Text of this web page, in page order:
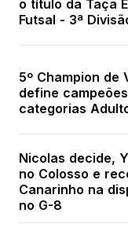
o título da Taça
Futsal - 3ª
5º Champion de
define
categorias
Nicolas decide,
no Colosso e
Canarinho na
no G-8